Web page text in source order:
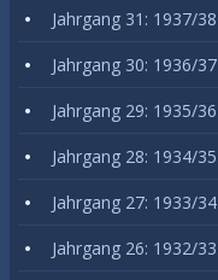
Jahrgang 31: 1937/38
Jahrgang 30: 1936/37
Jahrgang 29: 1935/36
Jahrgang 28: 1934/35
Jahrgang 27: 1933/34
Jahrgang 26: 1932/33